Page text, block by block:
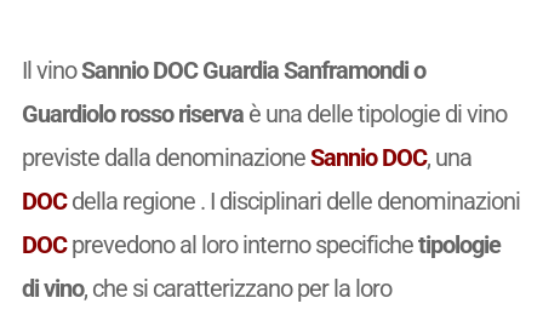
Il vinoSannio DOC Guardia Sanframondi o
Guardiolo rosso riservaè una delle tipologie di vino
previste dalla denominazioneSannio DOC, una
DOCdella regione . I disciplinari delle denominazioni
DOCprevedono al loro interno specifichetipologie
di vino, che si caratterizzano per la loro